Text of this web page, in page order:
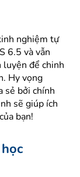
nghiệm tự
6.5 và vẫn
để chinh
Hy vọng
sẻ bởi chính
sẽ giúp ích
bạn!